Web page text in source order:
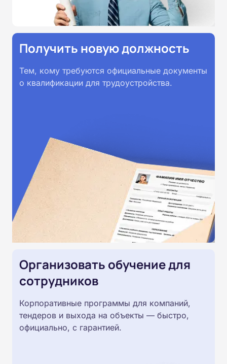
Получить новую должность
Тем, кому требуются официальные документы
о квалификации для трудоустройства.
Организовать обучение для
сотрудников
Корпоративные программы для компаний,
тендеров и выхода на объекты — быстро,
официально, с гарантией.